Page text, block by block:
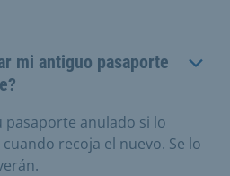
mi antiguo pasaporte
pasaporte anulado si lo
recoja el nuevo. Se lo